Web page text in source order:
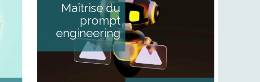
et
leur
Maîtrise du
prompt
engineering
DESCRIPTIF Vous souhaitez
organiser l’usage de l’IA pour
enrichir votre travail au
quotidien et votre processus
d’écriture ? Nous vous
proposons cette formation
articulée autour de deux
modules : Module 1
Acculturation et appropriation
des outils de l’IA [...]